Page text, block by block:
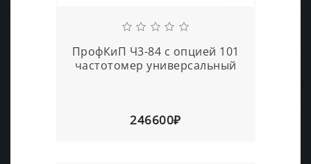
ПрофКиП Ч3-84 с опцией 101
частотомер универсальный
246600₽